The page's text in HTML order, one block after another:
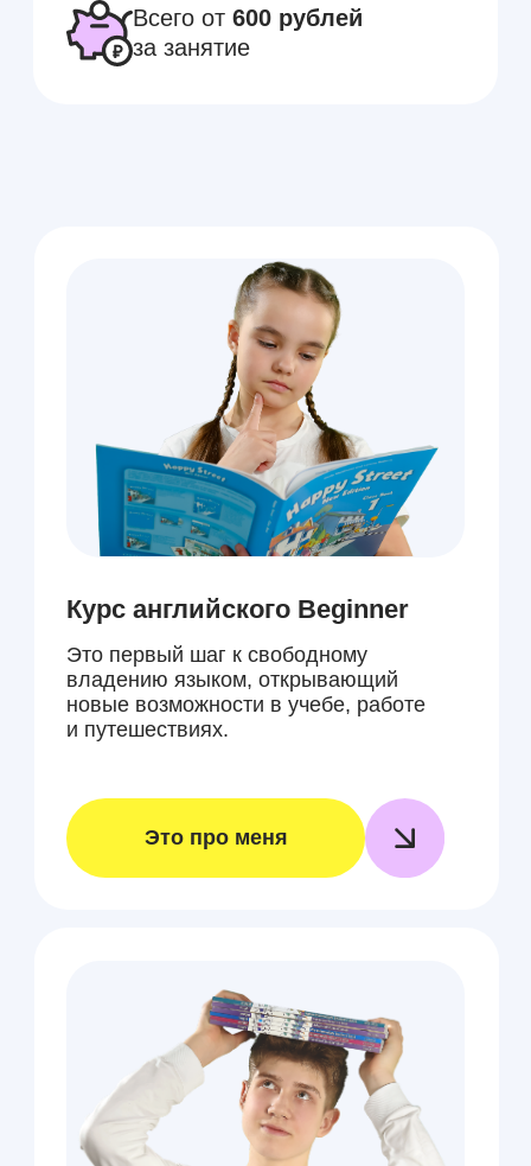
Это про меня
Курс английского Pre
Intermediate
Это про меня
Это ключевой этап обучения,
который помогает заложить
прочную основу языка и уверенно
двигаться к свободному общению.
Курс английского Elementary